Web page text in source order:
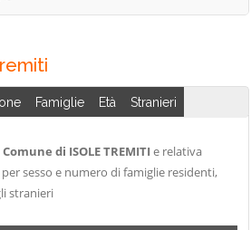
Famiglie Età Stranieri
Comune di ISOLE TREMITI e relativa
sesso e numero di famiglie residenti,
stranieri